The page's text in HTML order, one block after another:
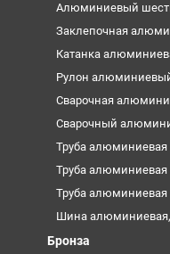
Алюминиевый
Заклепочная
Катанка
Рулон
Сварочная
Сварочный
Труба алюминиевая
Труба
Труба
Шина
Бронза